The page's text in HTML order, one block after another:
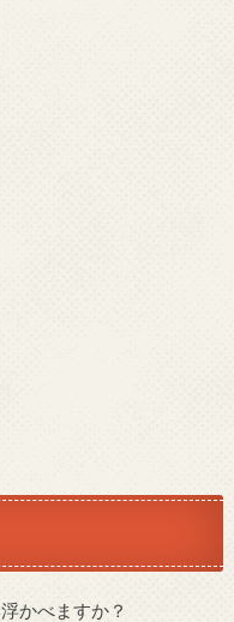
かべますか？